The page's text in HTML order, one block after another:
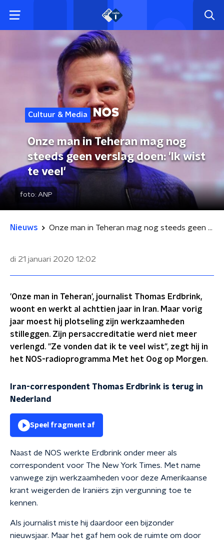
Cultuur & Media
Onze man in Teheran mag nog
steeds geen verslag doen: 'Ik wist
te veel'
foto: ANP
Nieuws Onze man in Teheran mag nog steeds geen verslag doen: 'Ik wist te veel'
di 21 januari 2020 12:02
'Onze man in Teheran', journalist Thomas Erdbrink,
woont en werkt al achttien jaar in Iran. Maar vorig
jaar moest hij plotseling zijn werkzaamheden
stilleggen. Zijn persaccreditatie werd niet meer
verlengd. "Ze vonden dat ik te veel wist", zegt hij in
het NOS-radioprogramma Met het Oog op Morgen.
Iran-correspondent Thomas Erdbrink is terug in
Nederland
Speel fragment af
Naast de NOS werkte Erdbrink onder meer als
correspondent voor The New York Times. Met name
vanwege zijn werkzaamheden voor deze Amerikaanse
krant weigerden de Iraniërs zijn vergunning toe te
kennen.
Als journalist miste hij daardoor een bijzonder
nieuwsjaar. Maar het gaf hem ook de ruimte om door